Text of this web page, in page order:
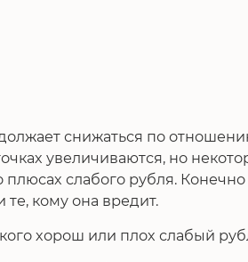
снижаться по
увеличиваются, но
плюсах слабого рубля.
те, кому она вредит.
хорош или плох слабый